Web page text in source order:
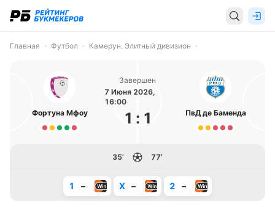
Главная Футбол Камерун. Элитный дивизион
Фортуна Мфоу
Завершен
7 Июня 2026,
16:00
1 : 1 ПвД де Баменда
35’ 77’
1 – X – 2 –